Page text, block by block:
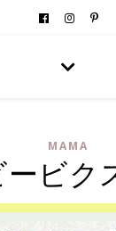
MAMA
ビク